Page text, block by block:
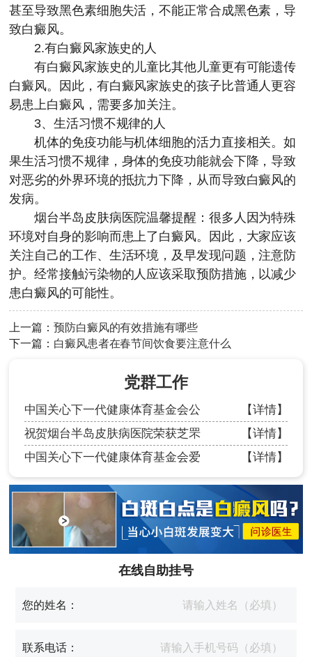
甚至导致黑色素细胞失活，不能正常合成黑色素，导
致白癜风。
2.有白癜风家族史的人
有白癜风家族史的儿童比其他儿童更有可能遗传
白癜风。因此，有白癜风家族史的孩子比普通人更容
易患上白癜风，需要多加关注。
3、生活习惯不规律的人
机体的免疫功能与机体细胞的活力直接相关。如
果生活习惯不规律，身体的免疫功能就会下降，导致
对恶劣的外界环境的抵抗力下降，从而导致白癜风的
发病。
烟台半岛皮肤病医院温馨提醒：很多人因为特殊
环境对自身的影响而患上了白癜风。因此，大家应该
关注自己的工作、生活环境，及早发现问题，注意防
护。经常接触污染物的人应该采取预防措施，以减少
患白癜风的可能性。
上一篇：预防白癜风的有效措施有哪些
下一篇： 白癜风患者在春节间饮食要注意什么
党群工作
中国关心下一代健康体育基金会公
【详情】
祝贺烟台半岛皮肤病医院荣获芝罘
【详情】
中国关心下一代健康体育基金会爱
【详情】
在线自助挂号
您的姓名：
联系电话：